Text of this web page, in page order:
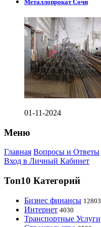
Металлопрокат Сочи
01-11-2024
Меню
Главная Вопросы и Ответы
Вход в Личный Кабинет
Топ10 Категорий
Бизнес финансы 12803
Интернет 4030
Транспортные Услуги